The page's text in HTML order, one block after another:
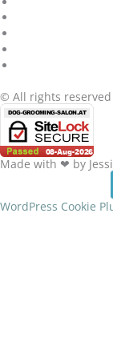
© All rights reserved
Made with ❤ by
WordPress Cookie